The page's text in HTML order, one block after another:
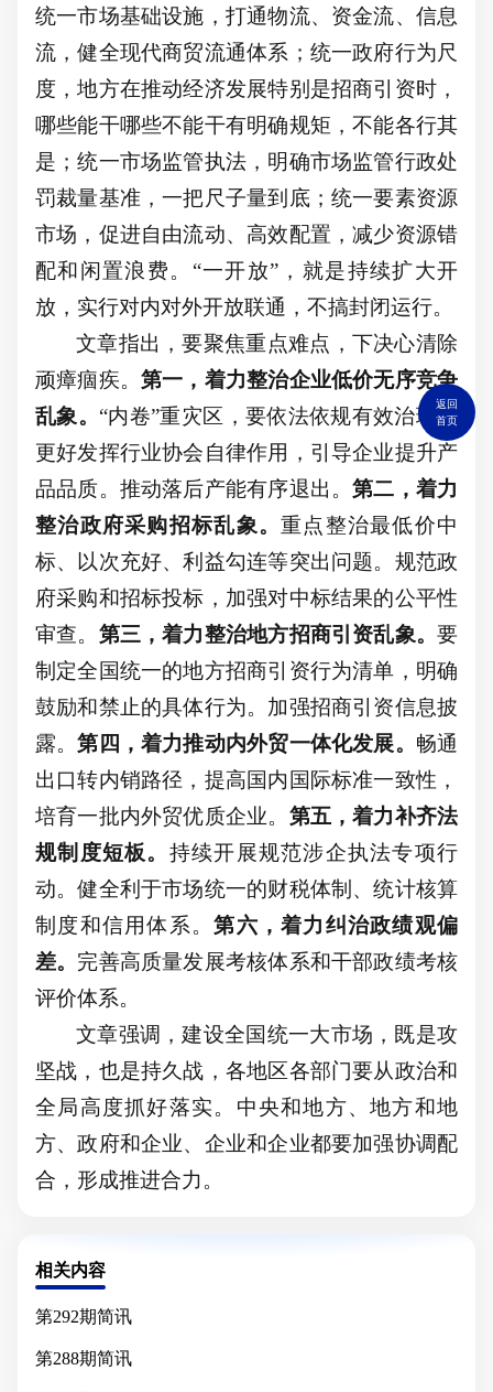
统一市场基础设施，打通物流、资金流、信息
流，健全现代商贸流通体系；统一政府行为尺
度，地方在推动经济发展特别是招商引资时，
哪些能干哪些不能干有明确规矩，不能各行其
是；统一市场监管执法，明确市场监管行政处
罚裁量基准，一把尺子量到底；统一要素资源
市场，促进自由流动、高效配置，减少资源错
配和闲置浪费。“一开放”，就是持续扩大开
放，实行对内对外开放联通，不搞封闭运行。
文章指出，要聚焦重点难点，下决心清除
顽瘴痼疾。第一，着力整治企业低价无序竞争
乱象。 “内卷”重灾区，要依法依规有效治理。
更好发挥行业协会自律作用，引导企业提升产
品品质。推动落后产能有序退出。第二，着力
整治政府采购招标乱象。重点整治最低价中
标、以次充好、利益勾连等突出问题。规范政
府采购和招标投标，加强对中标结果的公平性
审查。 第三，着力整治地方招商引资乱象。要
制定全国统一的地方招商引资行为清单，明确
鼓励和禁止的具体行为。加强招商引资信息披
露。第四，着力推动内外贸一体化发展。 畅通
出口转内销路径，提高国内国际标准一致性，
培育一批内外贸优质企业。 第五，着力补齐法
规制度短板。 持续开展规范涉企执法专项行
动。健全利于市场统一的财税体制、统计核算
制度和信用体系。第六，着力纠治政绩观偏
差。 完善高质量发展考核体系和干部政绩考核
评价体系。
文章强调，建设全国统一大市场，既是攻
坚战，也是持久战，各地区各部门要从政治和
全局高度抓好落实。中央和地方、地方和地
方、政府和企业、企业和企业都要加强协调配
合，形成推进合力。
相关内容
第292期简讯
第288期简讯
返回
首页